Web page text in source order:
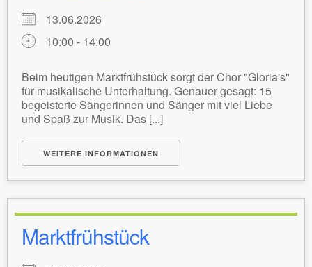
13.06.2026
10:00 - 14:00
Beim heutigen Marktfrühstück sorgt der Chor "Gloria's"
für musikalische Unterhaltung. Genauer gesagt: 15
begeisterte Sängerinnen und Sänger mit viel Liebe
und Spaß zur Musik. Das [...]
WEITERE INFORMATIONEN
Marktfrühstück